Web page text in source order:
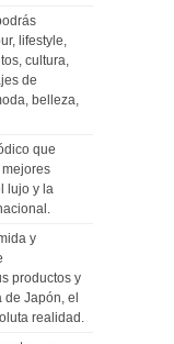
lifestyle,
cultura,
de
belleza,
que
lujo y la
y
productos y
Japón, el
realidad.